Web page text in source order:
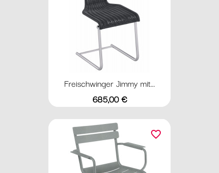
Freischwinger Jimmy mit...
Preis
685,00 €
favorite_border